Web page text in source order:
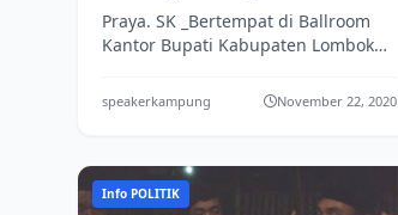
Praya. SK _Bertempat di Ballroom
Kantor Bupati Kabupaten Lombok
Pasangan Calon Bupati dan Wakil
Bupati Ka...
speakerkampung November 22, 2020
Info POLITIK